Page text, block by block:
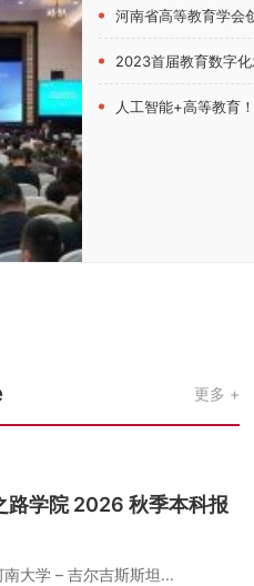
河南省高等教育学会创新创业教育分会2024年
2023首届教育数字化发展论坛
人工智能+高等教育！第四届中原高等教育
更多
路学院 2026 秋季本科报
大学 – 吉尔吉斯斯坦...